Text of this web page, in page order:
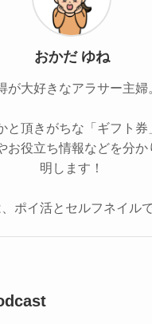
おかだ ゆね
が大好きなアラサー主婦
と頂きがちな「ギフト券
お役立ち情報などを分か
明します！
ポイ活とセルフネイルで